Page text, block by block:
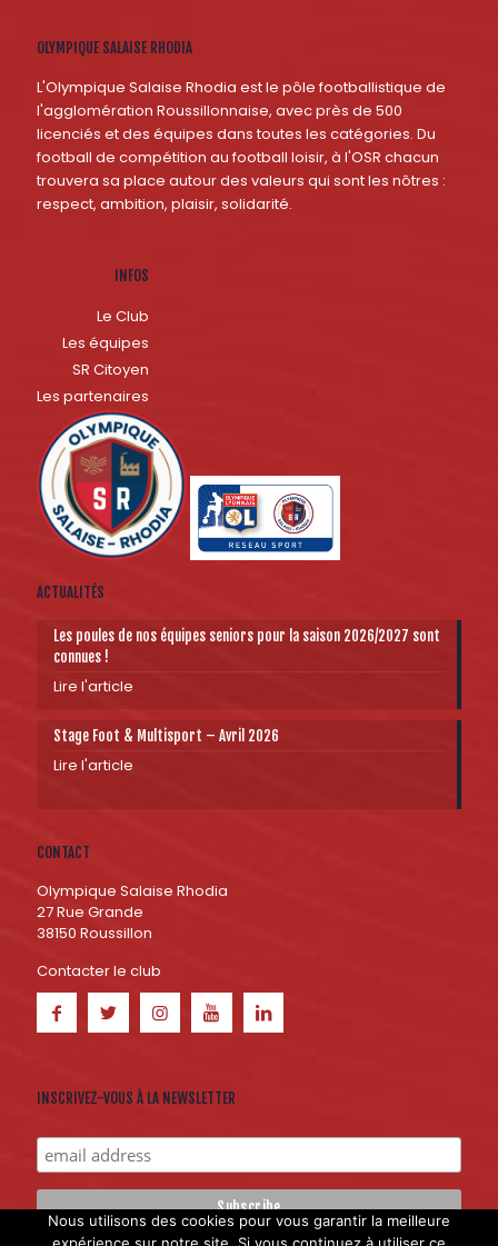
OLYMPIQUE SALAISE RHODIA
L'Olympique Salaise Rhodia est le pôle footballistique de
l'agglomération Roussillonnaise, avec près de 500
licenciés et des équipes dans toutes les catégories. Du
football de compétition au football loisir, à l'OSR chacun
trouvera sa place autour des valeurs qui sont les nôtres :
respect, ambition, plaisir, solidarité.
INFOS
Le Club
Les équipes
SR Citoyen
Les partenaires
ACTUALITÉS
Les poules de nos équipes seniors pour la saison 2026/2027 sont
connues !
Lire l'article
Stage Foot & Multisport – Avril 2026
Lire l'article
CONTACT
Olympique Salaise Rhodia
27 Rue Grande
38150 Roussillon
Contacter le club
INSCRIVEZ-VOUS À LA NEWSLETTER
Nous utilisons des cookies pour vous garantir la meilleure